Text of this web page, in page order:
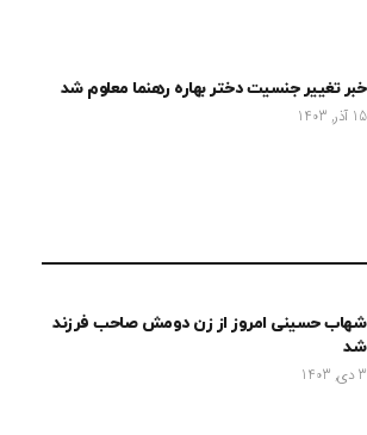
خبر تغییر جنسیت دختر بهاره رهنما معلوم شد
15 آذر, 1403
شهاب حسینی امروز از زن دومش صاحب فرزند
شد
3 دی, 1403